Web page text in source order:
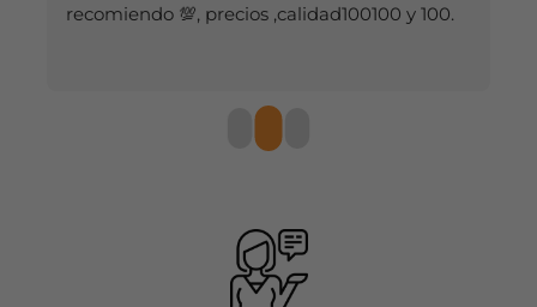
recomiendo 💯, precios ,calidad100100 y 100.